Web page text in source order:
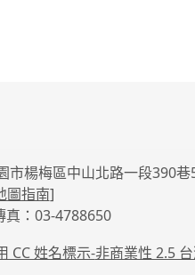
楊梅區中山北路一段390巷
圖指南]
：03-4788650
CC 姓名標示-非商業性 2.5